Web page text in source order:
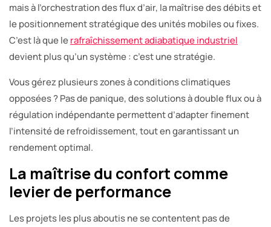
mais à l’orchestration des flux d’air, la maîtrise des débits et
le positionnement stratégique des unités mobiles ou fixes.
C’est là que lerafraîchissement adiabatique industriel
devient plus qu’un système : c’est une stratégie.
Vous gérez plusieurs zones à conditions climatiques
opposées ? Pas de panique, des solutions à double flux ou à
régulation indépendante permettent d’adapter finement
l’intensité de refroidissement, tout en garantissant un
rendement optimal.
La maîtrise du confort comme
levier de performance
Les projets les plus aboutis ne se contentent pas de